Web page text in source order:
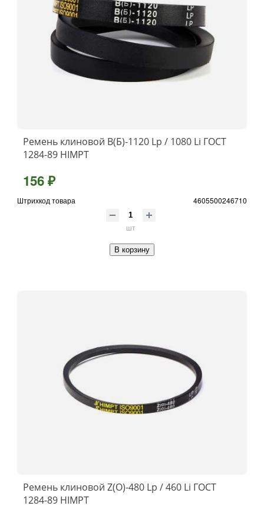
Ремень клиновой В(Б)-1120 Lp / 1080 Li ГОСТ
1284-89 HIMPT
156 ₽
Штрихкод товара 4605500246710
шт
В корзину
Ремень клиновой Z(О)-480 Lp / 460 Li ГОСТ
1284-89 HIMPT